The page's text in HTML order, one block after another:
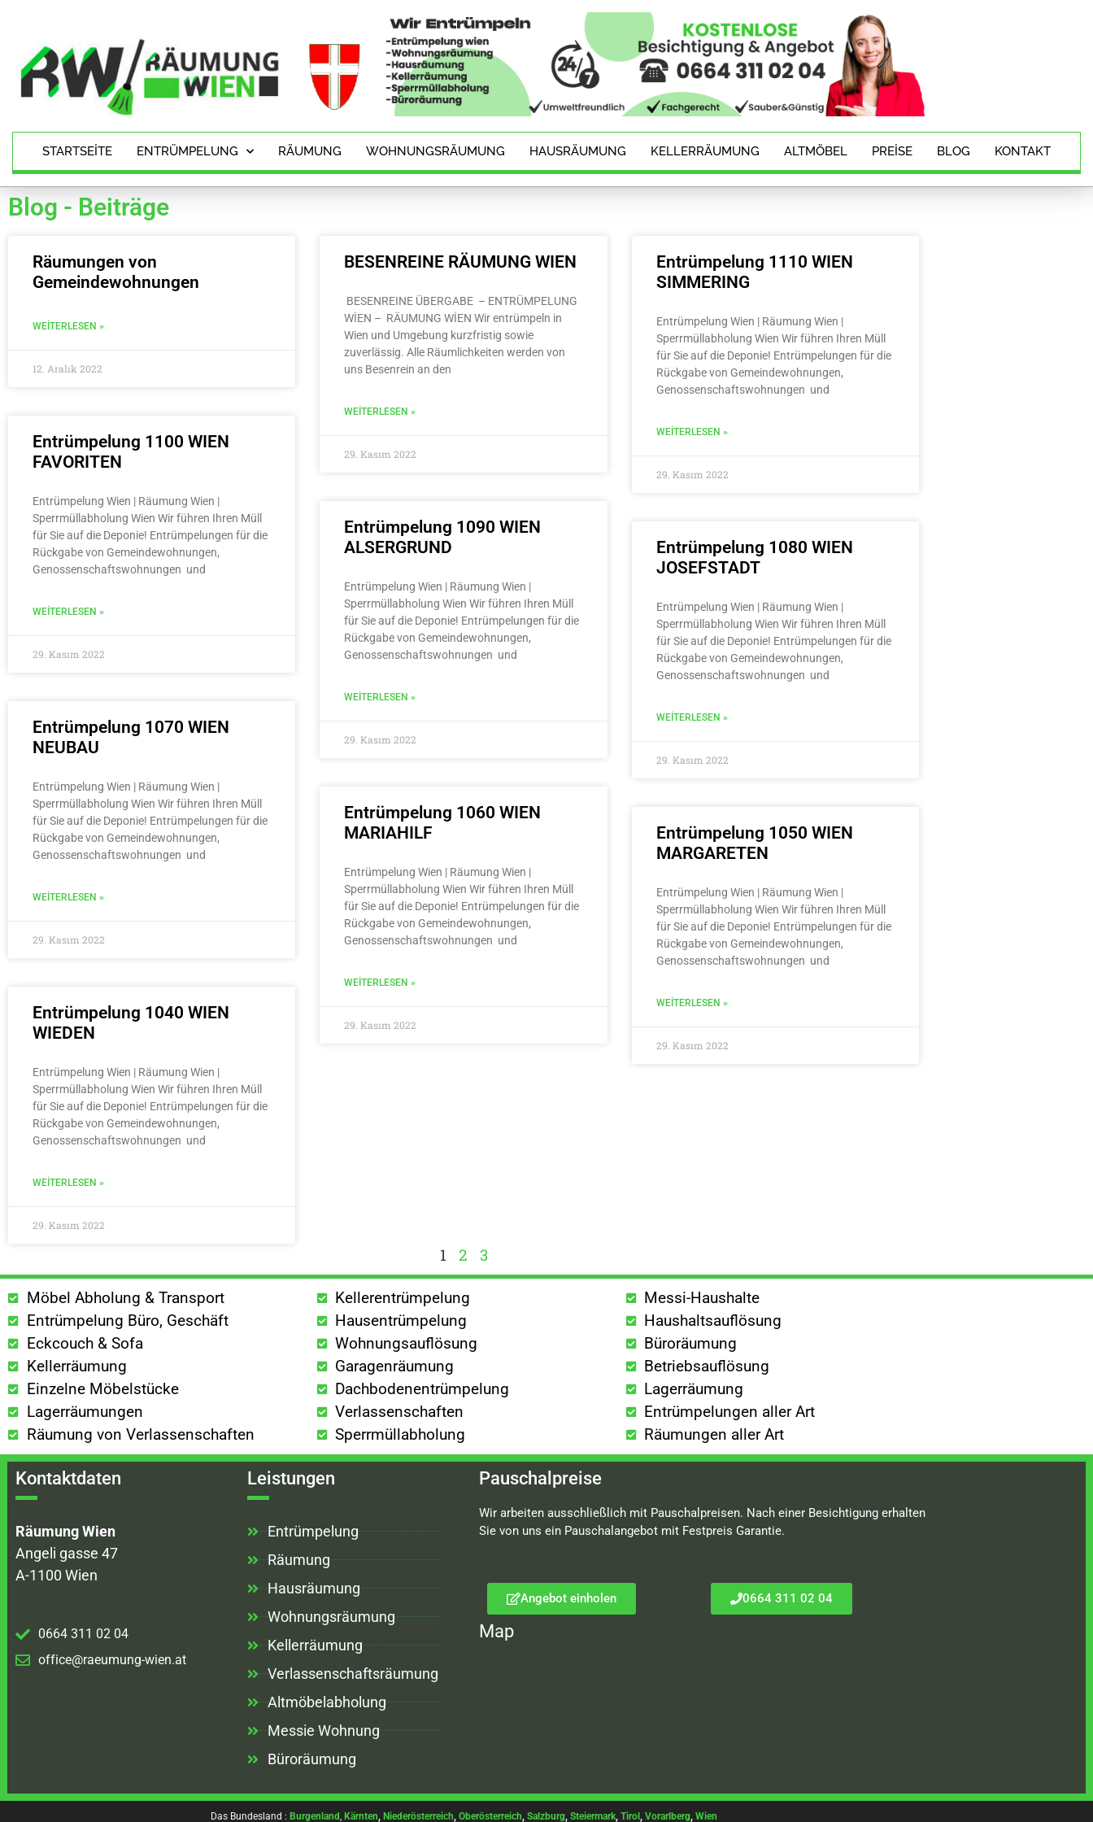
STARTSEITE ENTRÜMPELUNG RÄUMUNG WOHNUNGSRÄUMUNG HAUSRÄUMUNG KELLERRÄUMUNG ALTMÖBEL PREISE BLOG KONTAKT
Blog - Beiträge
Räumungen von
Gemeindewohnungen
WEITERLESEN »
12. Aralık 2022
BESENREINE RÄUMUNG WIEN
BESENREINE ÜBERGABE – ENTRÜMPELUNG
WİEN – RÄUMUNG WİEN Wir entrümpeln in
Wien und Umgebung kurzfristig sowie
zuverlässig. Alle Räumlichkeiten werden von
uns Besenrein an den
WEITERLESEN »
29. Kasım 2022
Entrümpelung 1110 WIEN
SIMMERING
Entrümpelung Wien | Räumung Wien |
Sperrmüllabholung Wien Wir führen Ihren Müll
für Sie auf die Deponie! Entrümpelungen für die
Rückgabe von Gemeindewohnungen,
Genossenschaftswohnungen und
WEITERLESEN »
29. Kasım 2022
Entrümpelung 1100 WIEN
FAVORITEN
Entrümpelung Wien | Räumung Wien |
Sperrmüllabholung Wien Wir führen Ihren Müll
für Sie auf die Deponie! Entrümpelungen für die
Rückgabe von Gemeindewohnungen,
Genossenschaftswohnungen und
WEITERLESEN »
29. Kasım 2022
Entrümpelung 1090 WIEN
ALSERGRUND
Entrümpelung Wien | Räumung Wien |
Sperrmüllabholung Wien Wir führen Ihren Müll
für Sie auf die Deponie! Entrümpelungen für die
Rückgabe von Gemeindewohnungen,
Genossenschaftswohnungen und
WEITERLESEN »
29. Kasım 2022
Entrümpelung 1080 WIEN
JOSEFSTADT
Entrümpelung Wien | Räumung Wien |
Sperrmüllabholung Wien Wir führen Ihren Müll
für Sie auf die Deponie! Entrümpelungen für die
Rückgabe von Gemeindewohnungen,
Genossenschaftswohnungen und
WEITERLESEN »
29. Kasım 2022
Entrümpelung 1070 WIEN
NEUBAU
Entrümpelung Wien | Räumung Wien |
Sperrmüllabholung Wien Wir führen Ihren Müll
für Sie auf die Deponie! Entrümpelungen für die
Rückgabe von Gemeindewohnungen,
Genossenschaftswohnungen und
WEITERLESEN »
29. Kasım 2022
Entrümpelung 1060 WIEN
MARIAHILF
Entrümpelung Wien | Räumung Wien |
Sperrmüllabholung Wien Wir führen Ihren Müll
für Sie auf die Deponie! Entrümpelungen für die
Rückgabe von Gemeindewohnungen,
Genossenschaftswohnungen und
WEITERLESEN »
29. Kasım 2022
Entrümpelung 1050 WIEN
MARGARETEN
Entrümpelung Wien | Räumung Wien |
Sperrmüllabholung Wien Wir führen Ihren Müll
für Sie auf die Deponie! Entrümpelungen für die
Rückgabe von Gemeindewohnungen,
Genossenschaftswohnungen und
WEITERLESEN »
29. Kasım 2022
Entrümpelung 1040 WIEN
WIEDEN
Entrümpelung Wien | Räumung Wien |
Sperrmüllabholung Wien Wir führen Ihren Müll
für Sie auf die Deponie! Entrümpelungen für die
Rückgabe von Gemeindewohnungen,
Genossenschaftswohnungen und
WEITERLESEN »
29. Kasım 2022
1 2 3
Möbel Abholung & Transport
Entrümpelung Büro, Geschäft
Eckcouch & Sofa
Kellerräumung
Einzelne Möbelstücke
Lagerräumungen
Räumung von Verlassenschaften
Kellerentrümpelung
Hausentrümpelung
Wohnungsauflösung
Garagenräumung
Dachbodenentrümpelung
Verlassenschaften
Sperrmüllabholung
Messi-Haushalte
Haushaltsauflösung
Büroräumung
Betriebsauflösung
Lagerräumung
Entrümpelungen aller Art
Räumungen aller Art
Kontaktdaten
Räumung Wien
Angeli gasse 47
A-1100 Wien
0664 311 02 04
office@raeumung-wien.at
Leistungen
Entrümpelung
Räumung
Hausräumung
Wohnungsräumung
Kellerräumung
Verlassenschaftsräumung
Altmöbelabholung
Messie Wohnung
Büroräumung
Pauschalpreise
Wir arbeiten ausschließlich mit Pauschalpreisen. Nach einer Besichtigung erhalten
Sie von uns ein Pauschalangebot mit Festpreis Garantie.
Angebot einholen 0664 311 02 04
Map
Das Bundesland : Burgenland Kärnten Niederösterreich Oberösterreich Salzburg, Steiermark, Tirol, Vorarlberg, Wien